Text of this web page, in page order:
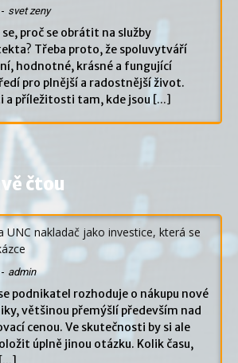
- svet zeny
proč se obrátit na služby
Třeba proto, že spoluvytváří
hodnotné, krásné a fungující
pro plnější a radostnější život.
a příležitosti tam, kde jsou [...]
čtou
UNC nakladač jako investice, která se
- admin
podnikatel rozhoduje o nákupu nové
většinou přemýšlí především nad
cenou. Ve skutečnosti by si ale
úplně jinou otázku. Kolik času,